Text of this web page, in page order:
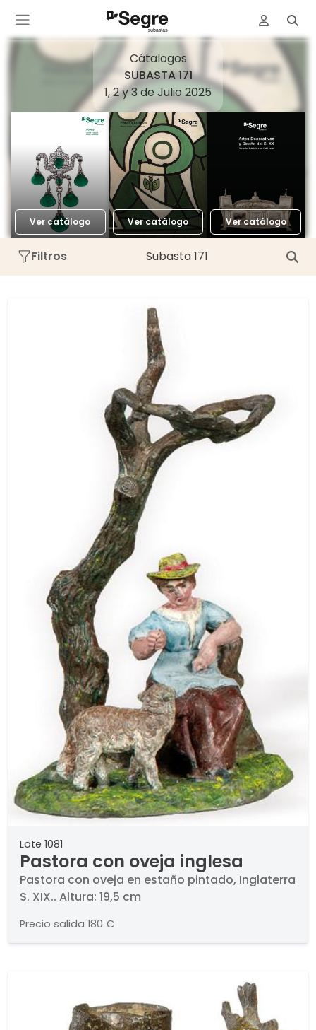
Cátalogos
SUBASTA 171
1, 2 y 3 de Julio 2025
Ver catálogo Ver catálogo Ver catálogo
Filtros Subasta 171
Lote 1081
Pastora con oveja inglesa
Pastora con oveja en estaño pintado, Inglaterra
S. XIX.. Altura: 19,5 cm
Precio salida 180 €